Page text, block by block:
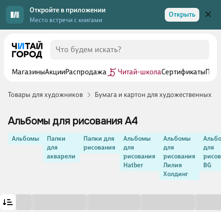
Откройте в приложении
Место встречи с книгами
Открыть
МагазиныАкцииРаспродажа Читай-школаСертификаты
Товары для художников Бумага и картон для художественных
Альбомы для рисования А4
Альбомы
Папки
для
акварели
Папки для
рисования
Альбомы
для
рисования
Hatber
Альбомы
для
рисования
Лилия
Холдинг
для
BG